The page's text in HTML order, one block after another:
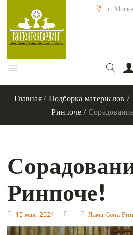
г.
Главная/ Подборка материалов /
Ринпоче/
Ринпоче!
15 мая, 2021 Лама Сопа